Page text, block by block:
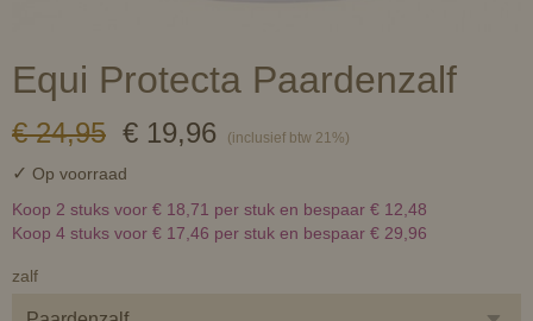
Equi Protecta Paardenzalf
€ 24,95 € 19,96 (inclusief btw 21%)
✓ Op voorraad
Koop 2 stuks voor € 18,71 per stuk en bespaar € 12,48
Koop 4 stuks voor € 17,46 per stuk en bespaar € 29,96
zalf